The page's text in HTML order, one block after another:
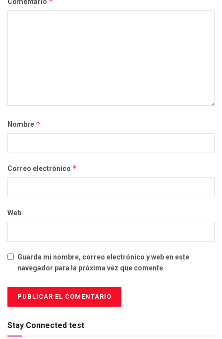
Nombre *
Correo electrónico *
Web
Guarda mi nombre, correo electrónico y web en este
navegador para la próxima vez que comente.
Stay Connected test